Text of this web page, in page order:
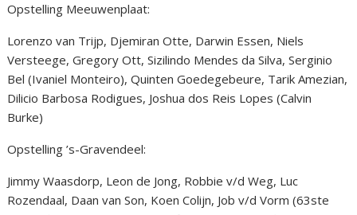
Opstelling Meeuwenplaat:
Lorenzo van Trijp, Djemiran Otte, Darwin Essen, Niels
Versteege, Gregory Ott, Sizilindo Mendes da Silva, Serginio
Bel (Ivaniel Monteiro), Quinten Goedegebeure, Tarik Amezian,
Dilicio Barbosa Rodigues, Joshua dos Reis Lopes (Calvin
Burke)
Opstelling ’s-Gravendeel:
Jimmy Waasdorp, Leon de Jong, Robbie v/d Weg, Luc
Rozendaal, Daan van Son, Koen Colijn, Job v/d Vorm (63ste